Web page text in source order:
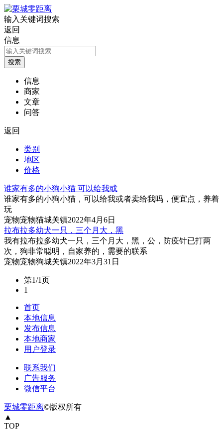
输入关键词搜索
返回
信息
信息
商家
文章
问答
返回
类别
地区
价格
谁家有多的小狗小猫 可以给我或
谁家有多的小狗小猫，可以给我或者卖给我吗，便宜点，养着
玩
宠物宠物猫城关镇2022年4月6日
拉布拉多幼犬一只，三个月大，黑
我有拉布拉多幼犬一只，三个月大，黑，公，防疫针已打两
次，狗非常聪明，自家养的，需要的联系
宠物宠物狗城关镇2022年3月31日
第1/1页
1
首页
本地信息
发布信息
本地商家
用户登录
联系我们
广告服务
微信平台
栗城零距离©版权所有
▲
TOP